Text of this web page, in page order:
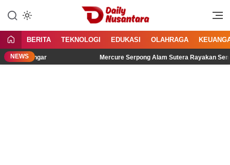
konten
Daily Nusantara
Menyajikan Fakta, Menginspirasi
BERITA TEKNOLOGI EDUKASI OLAHRAGA
NEWS
Didengar Mercure Serpong Alam Sutera Rayakan